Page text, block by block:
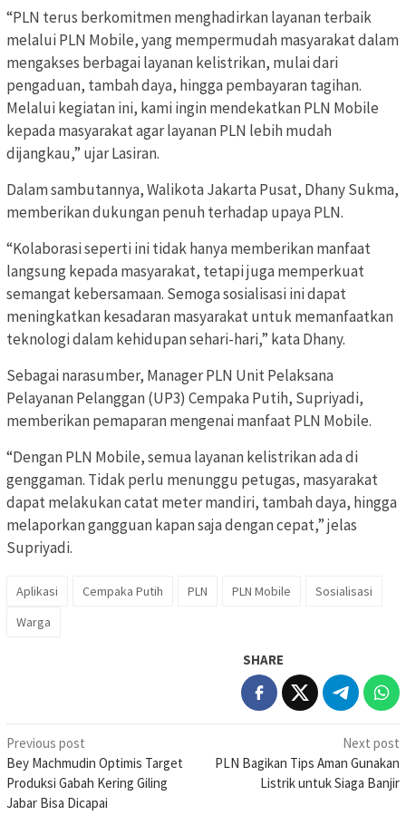
“PLN terus berkomitmen menghadirkan layanan terbaik
melalui PLN Mobile, yang mempermudah masyarakat dalam
mengakses berbagai layanan kelistrikan, mulai dari
pengaduan, tambah daya, hingga pembayaran tagihan.
Melalui kegiatan ini, kami ingin mendekatkan PLN Mobile
kepada masyarakat agar layanan PLN lebih mudah
dijangkau,” ujar Lasiran.
Dalam sambutannya, Walikota Jakarta Pusat, Dhany Sukma,
memberikan dukungan penuh terhadap upaya PLN.
“Kolaborasi seperti ini tidak hanya memberikan manfaat
langsung kepada masyarakat, tetapi juga memperkuat
semangat kebersamaan. Semoga sosialisasi ini dapat
meningkatkan kesadaran masyarakat untuk memanfaatkan
teknologi dalam kehidupan sehari-hari,” kata Dhany.
Sebagai narasumber, Manager PLN Unit Pelaksana
Pelayanan Pelanggan (UP3) Cempaka Putih, Supriyadi,
memberikan pemaparan mengenai manfaat PLN Mobile.
“Dengan PLN Mobile, semua layanan kelistrikan ada di
genggaman. Tidak perlu menunggu petugas, masyarakat
dapat melakukan catat meter mandiri, tambah daya, hingga
melaporkan gangguan kapan saja dengan cepat,” jelas
Supriyadi.
Aplikasi Cempaka Putih PLN PLN Mobile
Sosialisasi
Warga
SHARE
Post
navigation
Previous post
Bey Machmudin Optimis Target
Produksi Gabah Kering Giling
Jabar Bisa Dicapai
Next post
PLN Bagikan Tips Aman Gunakan
Listrik untuk Siaga Banjir